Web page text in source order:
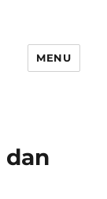
MENU